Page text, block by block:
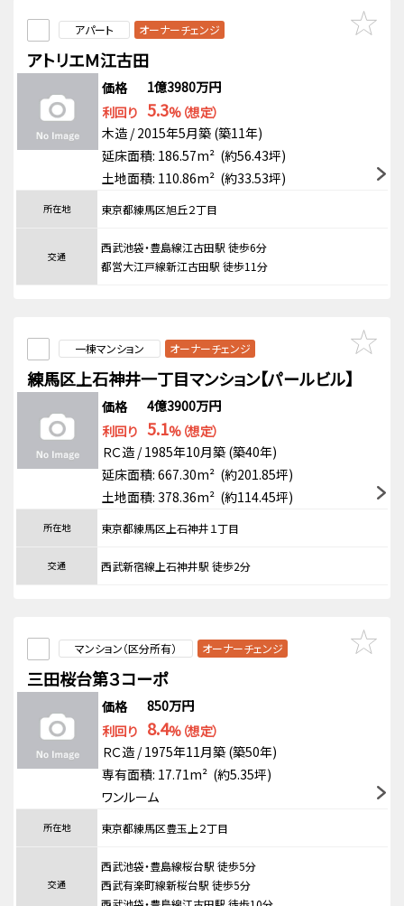
アパート オーナーチェンジ
アトリエＭ江古田
価格
1億3980万円
利回り 5.3%（想定）
木造 / 2015年5月築 (築11年)
延床面積: 186.57m² (約56.43坪)
土地面積: 110.86m² (約33.53坪)
所在地 東京都練馬区旭丘２丁目
交通
西武池袋・豊島線江古田駅 徒歩6分
都営大江戸線新江古田駅 徒歩11分
一棟マンション オーナーチェンジ
練馬区上石神井一丁目マンション【パールビル】
価格
4億3900万円
利回り 5.1%（想定）
ＲＣ造 / 1985年10月築 (築40年)
延床面積: 667.30m² (約201.85坪)
土地面積: 378.36m² (約114.45坪)
所在地 東京都練馬区上石神井１丁目
交通 西武新宿線上石神井駅 徒歩2分
マンション（区分所有） オーナーチェンジ
三田桜台第３コーポ
価格
850万円
利回り 8.4%（想定）
ＲＣ造 / 1975年11月築 (築50年)
専有面積: 17.71m² (約5.35坪)
ワンルーム
所在地 東京都練馬区豊玉上２丁目
交通
西武池袋・豊島線桜台駅 徒歩5分
西武有楽町線新桜台駅 徒歩5分